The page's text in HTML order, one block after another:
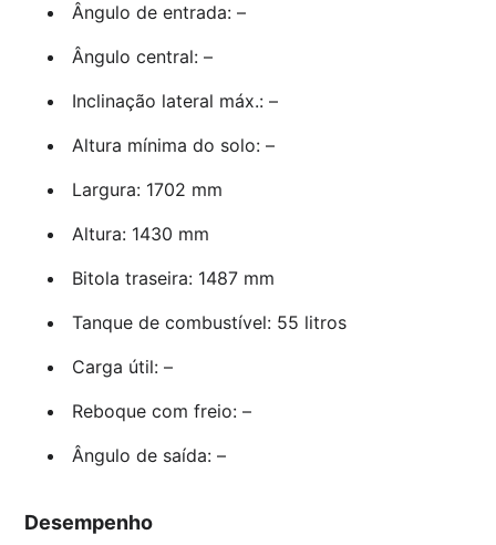
Ângulo de entrada: –
Ângulo central: –
Inclinação lateral máx.: –
Altura mínima do solo: –
Largura: 1702 mm
Altura: 1430 mm
Bitola traseira: 1487 mm
Tanque de combustível: 55 litros
Carga útil: –
Reboque com freio: –
Ângulo de saída: –
Desempenho